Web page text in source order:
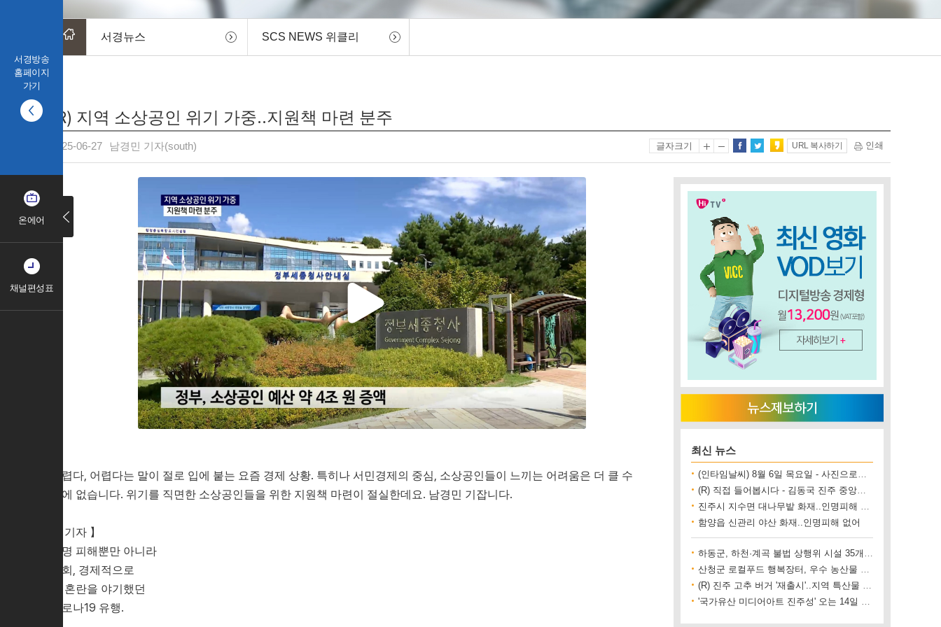
서경방송
홈페이지
가기
온에어
채널편성표
서경뉴스 SCS NEWS 위클리
(R) 지역 소상공인 위기 가중..지원책 마련 분주
2025-06-27 남경민 기자(south) 글자크기 URL 복사하기 인쇄
어렵다, 어렵다는 말이 절로 입에 붙는 요즘 경제 상황. 특히나 서민경제의 중심, 소상공인들이 느끼는 어려움은 더 클 수
밖에 없습니다. 위기를 직면한 소상공인들을 위한 지원책 마련이 절실한데요. 남경민 기잡니다.
【 기자 】
인명 피해뿐만 아니라
사회, 경제적으로
큰 혼란을 야기했던
코로나19 유행.
최신 뉴스
(인타임날씨) 8월 6일 목요일 - 사진으로보는 날씨
(R) 직접 들어봅시다 - 김동국 진주 중앙시장 상인회장
진주시 지수면 대나무밭 화재..인명피해 없어
함양읍 신관리 야산 화재..인명피해 없어
하동군, 하천·계곡 불법 상행위 시설 35개소 철거
산청군 로컬푸드 행복장터, 우수 농산물 직거래 사업장 인증
(R) 진주 고추 버거 '재출시'..지역 특산물 홍보 기대
'국가유산 미디어아트 진주성' 오는 14일 개막